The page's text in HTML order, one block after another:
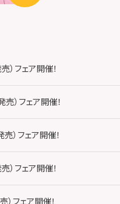
）フェア開催！
）フェア開催！
）フェア開催！
）フェア開催！
）フェア開催！